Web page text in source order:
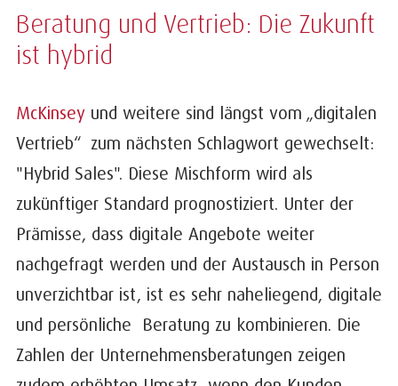
Beratung und Vertrieb: Die Zukunft
ist hybrid
McKinsey und weitere sind längst vom „digitalen
Vertrieb“ zum nächsten Schlagwort gewechselt:
"Hybrid Sales". Diese Mischform wird als
zukünftiger Standard prognostiziert. Unter der
Prämisse, dass digitale Angebote weiter
nachgefragt werden und der Austausch in Person
unverzichtbar ist, ist es sehr naheliegend, digitale
und persönliche Beratung zu kombinieren. Die
Zahlen der Unternehmensberatungen zeigen